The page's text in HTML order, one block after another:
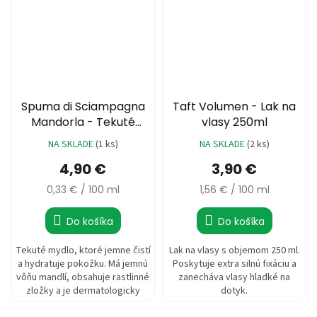
Spuma di Sciampagna
Mandorla - Tekuté
mydlo 1500ml
PriemernéNA SKLADE(1 ks)
4,90 €
Jednotková
0,33 € / 100 ml
Do košíka
Tekuté mydlo, ktoré jemne čistí
a hydratuje pokožku. Má jemnú
vôňu mandlí, obsahuje rastlinné
zložky a je dermatologicky
Taft Volumen - Lak na
vlasy 250ml
NA SKLADE(2 ks)
3,90 €
Jednotková
1,56 € / 100 ml
Do košíka
Lak na vlasy s objemom 250 ml.
Poskytuje extra silnú fixáciu a
zanecháva vlasy hladké na
dotyk.